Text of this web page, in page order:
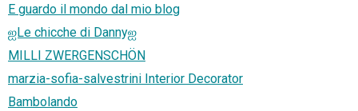
E guardo il mondo dal mio blog
ஐLe chicche di Dannyஐ
MILLI ZWERGENSCHÖN
marzia-sofia-salvestrini Interior Decorator
Bambolando